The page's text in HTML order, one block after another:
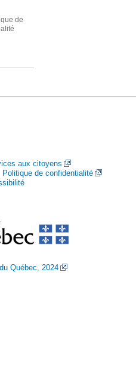
de
aux citoyens
Politique de confidentialité
Québec, 2024